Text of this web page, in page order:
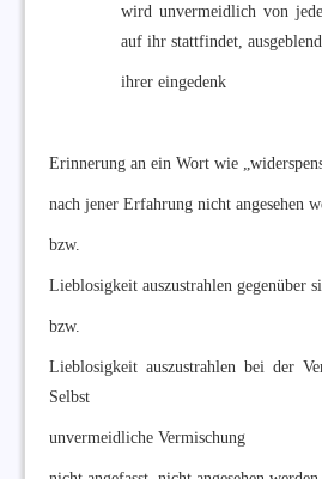
wird unvermeidlich von
auf ihr stattfindet,
ihrer eingedenk
Erinnerung an ein Wort wie
nach jener Erfahrung nicht angesehen
bzw.
Lieblosigkeit auszustrahlen gegenüber
bzw.
Lieblosigkeit auszustrahlen bei der
Selbst
unvermeidliche Vermischung